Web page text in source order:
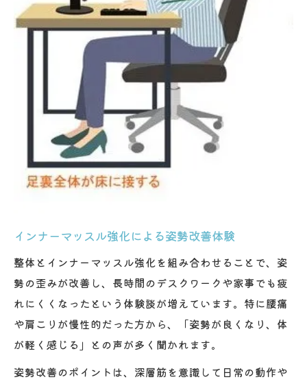
インナーマッスル強化による姿勢改善体験
整体とインナーマッスル強化を組み合わせることで、姿
勢の歪みが改善し、長時間のデスクワークや家事でも疲
れにくくなったという体験談が増えています。特に腰痛
や肩こりが慢性的だった方から、「姿勢が良くなり、体
が軽く感じる」との声が多く聞かれます。
姿勢改善のポイントは、深層筋を意識して日常の動作や